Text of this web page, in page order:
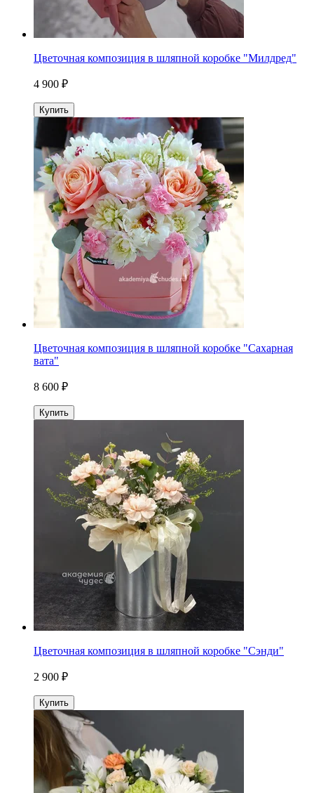
Цветочная композиция в шляпной коробке "Милдред"
4 900 ₽
Купить
Цветочная композиция в шляпной коробке "Сахарная
вата"
8 600 ₽
Купить
Цветочная композиция в шляпной коробке "Сэнди"
2 900 ₽
Купить